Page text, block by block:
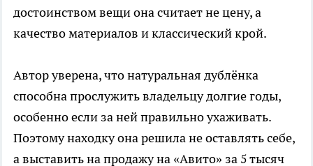
достоинством вещи она считает не цену, а
качество материалов и классический крой.
Автор уверена, что натуральная дублёнка
способна прослужить владельцу долгие годы,
особенно если за ней правильно ухаживать.
Поэтому находку она решила не оставлять себе,
а выставить на продажу на «Авито» за 5 тысяч